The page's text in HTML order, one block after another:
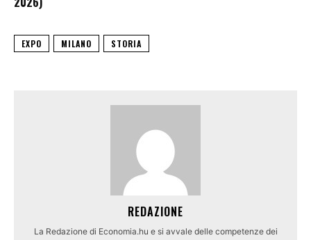
EXPO MILANO STORIA
REDAZIONE
La Redazione di Economia.hu e si avvale delle competenze dei